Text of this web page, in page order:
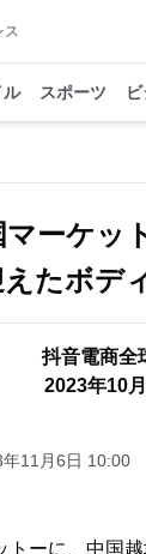
ス
ル スポーツ
マーケッ
たボデ
抖音電商全
2023年10
年11月6日 10:00
トーに、中国